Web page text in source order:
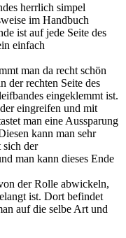
herrlich simpel
im Handbuch
ist auf jede Seite des
einfach
man da recht schön
der rechten Seite des
eingeklemmt ist.
eingreifen und mit
man eine Aussparung
kann man sehr
sich der
man kann dieses Ende
der Rolle abwickeln,
ist. Dort befindet
auf die selbe Art und